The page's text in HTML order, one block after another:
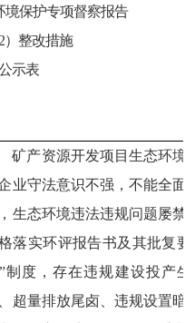
境保护专项督察报告
）整改措施
示表
矿产资源开发项目生态环境
业守法意识不强，不能全面
生态环境违法违规问题屡禁
落实环评报告书及其批复
制度，存在违规建设投产
超量排放尾卤、违规设置暗